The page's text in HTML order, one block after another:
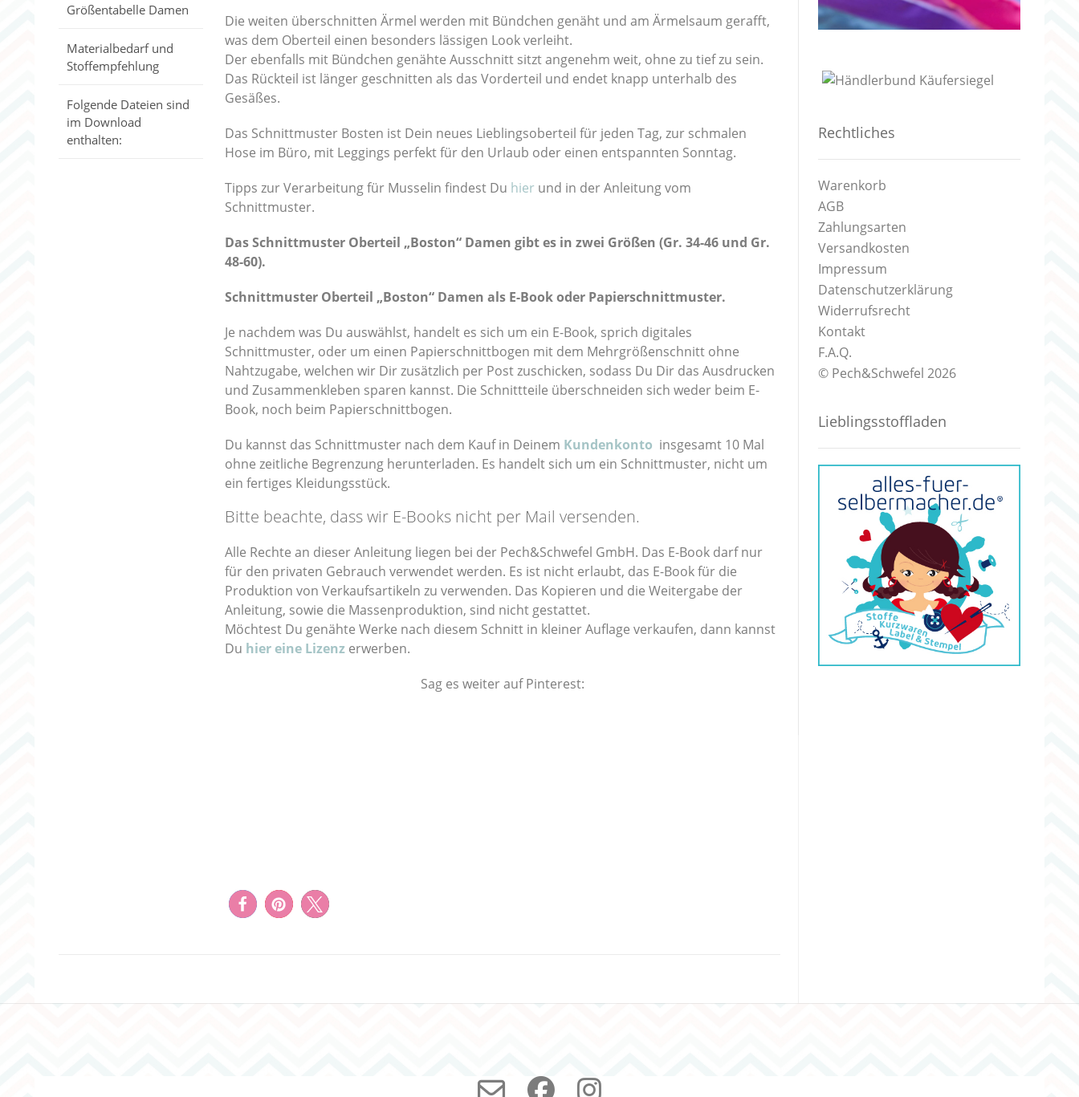
Größentabelle Damen
Materialbedarf und
Stoffempfehlung
Folgende Dateien sind
im Download
enthalten:
Die weiten überschnitten Ärmel werden mit Bündchen genäht und am Ärmelsaum gerafft,
was dem Oberteil einen besonders lässigen Look verleiht.
Der ebenfalls mit Bündchen genähte Ausschnitt sitzt angenehm weit, ohne zu tief zu sein.
Das Rückteil ist länger geschnitten als das Vorderteil und endet knapp unterhalb des
Gesäßes.
Das Schnittmuster Bosten ist Dein neues Lieblingsoberteil für jeden Tag, zur schmalen
Hose im Büro, mit Leggings perfekt für den Urlaub oder einen entspannten Sonntag.
Tipps zur Verarbeitung für Musselin findest Du hier und in der Anleitung vom
Schnittmuster.
Das Schnittmuster Oberteil „Boston“ Damen gibt es in zwei Größen (Gr. 34-46 und Gr.
48-60).
Schnittmuster Oberteil „Boston“ Damen als E-Book oder Papierschnittmuster.
Je nachdem was Du auswählst, handelt es sich um ein E-Book, sprich digitales
Schnittmuster, oder um einen Papierschnittbogen mit dem Mehrgrößenschnitt ohne
Nahtzugabe, welchen wir Dir zusätzlich per Post zuschicken, sodass Du Dir das Ausdrucken
und Zusammenkleben sparen kannst. Die Schnittteile überschneiden sich weder beim E-
Book, noch beim Papierschnittbogen.
Du kannst das Schnittmuster nach dem Kauf in Deinem Kundenkonto insgesamt 10 Mal
ohne zeitliche Begrenzung herunterladen. Es handelt sich um ein Schnittmuster, nicht um
ein fertiges Kleidungsstück.
Bitte beachte, dass wir E-Books nicht per Mail versenden.
Alle Rechte an dieser Anleitung liegen bei der Pech&Schwefel GmbH. Das E-Book darf nur
für den privaten Gebrauch verwendet werden. Es ist nicht erlaubt, das E-Book für die
Produktion von Verkaufsartikeln zu verwenden. Das Kopieren und die Weitergabe der
Anleitung, sowie die Massenproduktion, sind nicht gestattet.
Möchtest Du genähte Werke nach diesem Schnitt in kleiner Auflage verkaufen, dann kannst
Du hier eine Lizenzerwerben.
Sag es weiter auf Pinterest:
Rechtliches
Warenkorb
AGB
Zahlungsarten
Versandkosten
Impressum
Datenschutzerklärung
Widerrufsrecht
Kontakt
F.A.Q.
© Pech&Schwefel 2026
Lieblingsstoffladen